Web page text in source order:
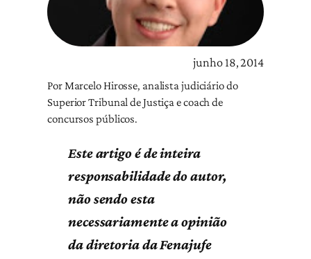
junho 18, 2014
Por Marcelo Hirosse, analista judiciário do
Superior Tribunal de Justiça e coach de
concursos públicos.
Este artigo é de inteira
responsabilidade do autor,
não sendo esta
necessariamente a opinião
da diretoria da Fenajufe